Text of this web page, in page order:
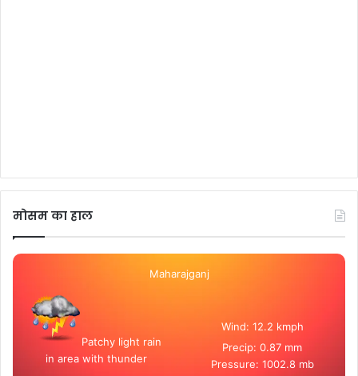
मोसम का हाल
Maharajganj
Patchy light rain
in area with thunder
Wind: 12.2 kmph
Precip: 0.87 mm
Pressure: 1002.8 mb